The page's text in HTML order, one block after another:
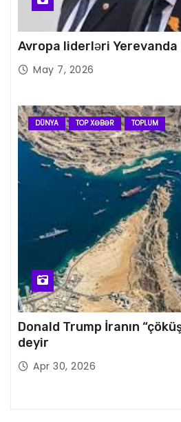
Avropa liderləri Yerevanda
May 7, 2026
DÜNYA TOP XƏBƏR TOPLUM
Donald Trump İranın
deyir
Apr 30, 2026